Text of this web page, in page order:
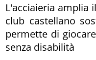
L'acciaieria amplia
club castellano
permette di
senza disabilità